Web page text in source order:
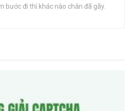
bước đi thì khác nào chân đã gãy.